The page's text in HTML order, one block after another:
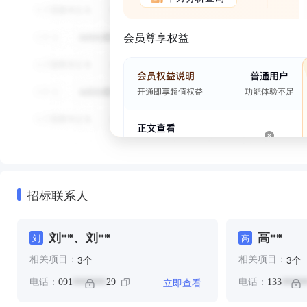
会员尊享权益
招标联系人
刘 刘**、刘**
相关项目： 3个
电话： 091 ******* 29 立即查看
高 高**
相关项目： 3个
电话： 133